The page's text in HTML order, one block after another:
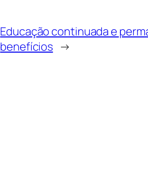
Educação continuada e
benefícios →